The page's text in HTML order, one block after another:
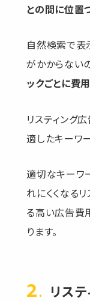
との間に位置
自然検索で表
がかからない
ックごとに費
リスティング
適したキーワ
適切なキーワ
れにくくなる
る高い広告費
ります。
リス